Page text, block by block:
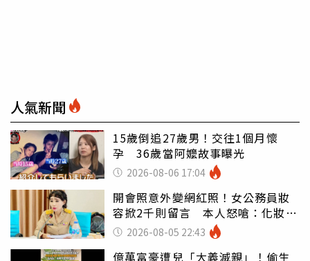
人氣新聞
15歲倒追27歲男！交往1個月懷
孕 36歲當阿嬤故事曝光
2026-08-06 17:04
開會照意外變網紅照！女公務員妝
容掀2千則留言 本人怒嗆：化妝有
錯嗎2026-08-05 22:43
億萬富豪遭兒「大義滅親」！偷生